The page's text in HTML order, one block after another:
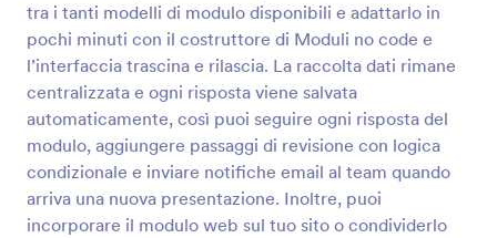
tra i tanti modelli di modulo disponibili e adattarlo in
pochi minuti con il costruttore di Moduli no code e
l’interfaccia trascina e rilascia. La raccolta dati rimane
centralizzata e ogni risposta viene salvata
automaticamente, così puoi seguire ogni risposta del
modulo, aggiungere passaggi di revisione con logica
condizionale e inviare notifiche email al team quando
arriva una nuova presentazione. Inoltre, puoi
incorporare il modulo web sul tuo sito o condividerlo
Questionario Di Soddisfazione Del Cliente
Un questionario di soddisfazione del cliente è
utilizzato dalle aziende per scoprire cosa pensano i